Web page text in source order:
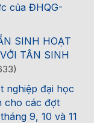
của ĐHQG-
SINH HOẠT
TÂN SINH
nghiệp đại học
cho các đợt
9, 10 và 11